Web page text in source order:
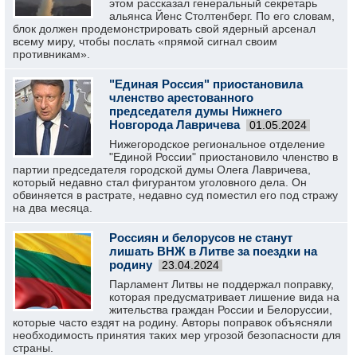
этом рассказал генеральный секретарь
альянса Йенс Столтенберг. По его словам,
блок должен продемонстрировать свой ядерный арсенал
всему миру, чтобы послать «прямой сигнал своим
противникам».
"Единая Россия" приостановила
членство арестованного
председателя думы Нижнего
Новгорода Лавричева
01.05.2024
Нижегородское региональное отделение
"Единой России" приостановило членство в
партии председателя городской думы Олега Лавричева,
который недавно стал фигурантом уголовного дела. Он
обвиняется в растрате, недавно суд поместил его под стражу
на два месяца.
Россиян и белорусов не станут
лишать ВНЖ в Литве за поездки на
родину
23.04.2024
Парламент Литвы не поддержал поправку,
которая предусматривает лишение вида на
жительства граждан России и Белоруссии,
которые часто ездят на родину. Авторы поправок объясняли
необходимость принятия таких мер угрозой безопасности для
страны.